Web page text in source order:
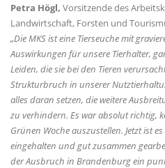
Petra Högl, Vorsitzende des
Landwirtschaft, Forsten und
Die MKS ist eine Tierseuche mit
Auswirkungen für unsere Tierhalter,
Leiden, die sie bei den Tieren
Strukturbruch in unserer
alles daran setzen, die weitere
zu verhindern. Es war absolut richtig,
Grünen Woche auszustellen. Jetzt ist
eingehalten und gut zusammen
der Ausbruch in Brandenburg ein